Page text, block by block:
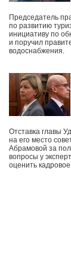
Председатель
по развитию
инициативу по
и поручил
водоснабжения.
Отставка главы
на его место
Абрамовой за
вопросы у
оценить